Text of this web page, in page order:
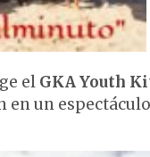
el GKAYouth
un